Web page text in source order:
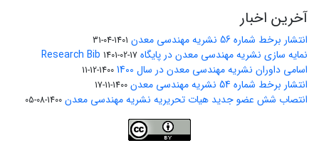
آخرین اخبار
انتشار برخط شماره 56 نشریه مهندسی معدن 1401-04-31
نمایه سازی نشریه مهندسی معدن در پایگاه Research Bib 1401-02-17
اسامی داوران نشریه مهندسی معدن در سال 1400 1400-12-11
انتشار برخط شماره 54 نشریه مهندسی معدن 1400-11-17
انتصاب شش عضو جدید هیات تحریریه نشریه مهندسی معدن 1400-08-05